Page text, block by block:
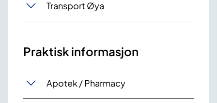
Transport Øya
Praktisk informasjon
Apotek / Pharmacy